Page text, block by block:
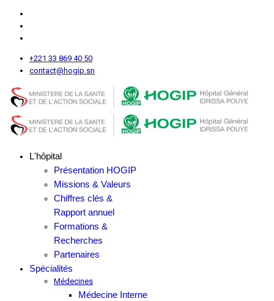
+221 33 869 40 50
contact@hogip.sn
L'hôpital
Présentation HOGIP
Missions & Valeurs
Chiffres clés &
Rapport annuel
Formations &
Recherches
Partenaires
Spécialités
Médecines
Médecine Interne